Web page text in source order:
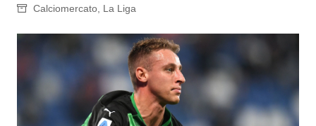
Calciomercato, La Liga